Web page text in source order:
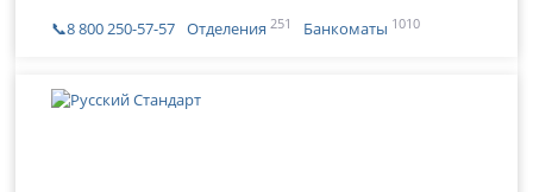
📞8 800 250-57-57 Отделения 251 Банкоматы 1010